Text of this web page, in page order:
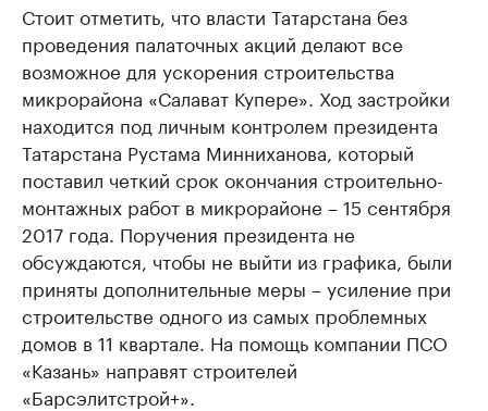
Стоит отметить, что власти Татарстана без
проведения палаточных акций делают все
возможное для ускорения строительства
микрорайона «Салават Купере». Ход застройки
находится под личным контролем президента
Татарстана Рустама Минниханова, который
поставил четкий срок окончания строительно-
монтажных работ в микрорайоне – 15 сентября
2017 года. Поручения президента не
обсуждаются, чтобы не выйти из графика, были
приняты дополнительные меры – усиление при
строительстве одного из самых проблемных
домов в 11 квартале. На помощь компании ПСО
«Казань» направят строителей
«Барсэлитстрой+».